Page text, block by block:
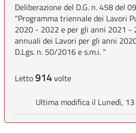
Deliberazione del D.G. n. 458 del
"Programma triennale dei Lavori
2020 - 2022 e per gli anni 2021 -
annuali dei Lavori per gli anni
D.Lgs. n. 50/2016 e s.m.i. "
Letto914volte
Ultima modifica il Lunedì,